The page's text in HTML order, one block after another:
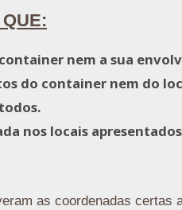
nem a sua
do container nem do
nos locais apresentados
as coordenadas certas